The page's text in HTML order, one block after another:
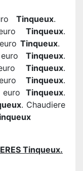
Tinqueux.
Tinqueux.
Tinqueux.
Tinqueux.
Tinqueux.
Tinqueux.
euro Tinqueux.
. Chaudiere
Tinqueux.